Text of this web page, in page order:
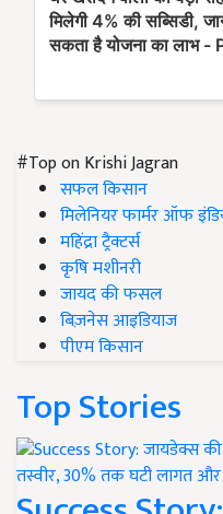
#Top on Krishi Jagran
सफल किसान
मिलेनियर फार्मर ऑफ
महिंद्रा ट्रैक्टर्स
कृषि मशीनरी
जायद की फसल
बिज़नेस आइडियाज
पीएम किसान
Top Stories